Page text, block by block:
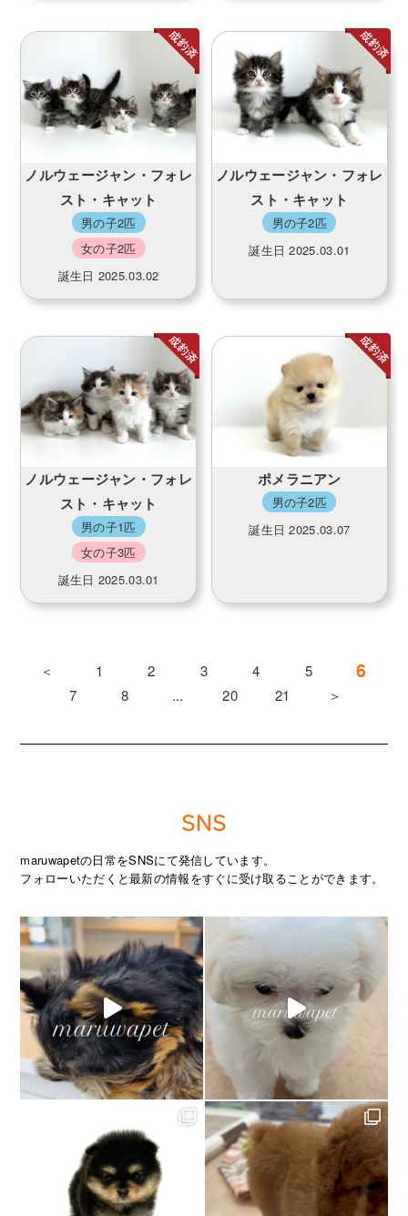
ノルウェージャン・フォレ
スト・キャット
男の子2匹
女の子2匹
誕生日 2025.03.02
ノルウェージャン・フォレ
スト・キャット
男の子2匹
誕生日 2025.03.01
ノルウェージャン・フォレ
スト・キャット
男の子1匹
女の子3匹
誕生日 2025.03.01
ポメラニアン
男の子2匹
誕生日 2025.03.07
＜ 1 2 3 4 5 6
7 8 ... 20 21 ＞
SNS
maruwapetの日常をSNSにて発信しています。
フォローいただくと最新の情報をすぐに受け取ることができます。